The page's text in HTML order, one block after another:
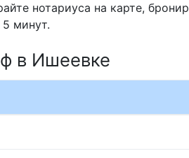
нотариуса на карте,
5 минут.
в Ишеевке